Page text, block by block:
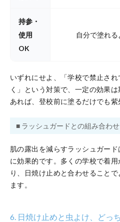
持参・
使用
OK
自分で塗れ
いずれにせよ、「学校で禁止さ
く」という対策で、一定の効果
あれば、登校前に塗るだけでも紫
■ ラッシュガードとの組み合わ
肌の露出を減らすラッシュガー
に効果的です。多くの学校で着
り、日焼け止めと合わせること
ます。
6. 日焼け止めと虫よけ、どっ